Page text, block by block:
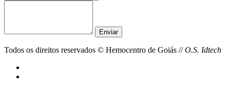
Todos os direitos reservados © Hemocentro de Goiás //O.S. Idtech